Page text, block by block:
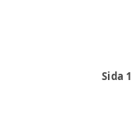
Sida 1